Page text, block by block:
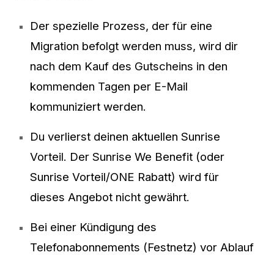
Der spezielle Prozess, der für eine
Migration befolgt werden muss, wird dir
nach dem Kauf des Gutscheins in den
kommenden Tagen per E-Mail
kommuniziert werden.
Du verlierst deinen aktuellen Sunrise
Vorteil. Der Sunrise We Benefit (oder
Sunrise Vorteil/ONE Rabatt) wird für
dieses Angebot nicht gewährt.
Bei einer Kündigung des
Telefonabonnements (Festnetz) vor Ablauf